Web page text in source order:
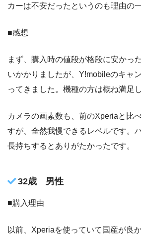
カーは不安だったというのも理由の
■感想
まず、購入時の値段が格段に安かっ
いかかりましたが、Y!mobileのキャ
ってきました。機種の方は概ね満足
カメラの画素数も、前のXperiaと比
すが、全然我慢できるレベルです。
長持ちするとありがたかったです。
32歳 男性
■購入理由
以前、Xperiaを使っていて国産が良